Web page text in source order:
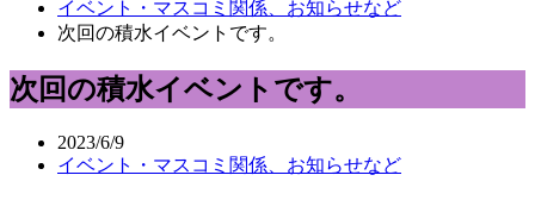
イベント・マスコミ関係、お知らせなど
次回の積水イベントです。
次回の積水イベントです。
2023/6/9
イベント・マスコミ関係、お知らせなど